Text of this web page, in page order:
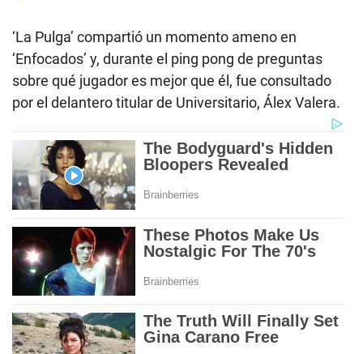
‘La Pulga’ compartió un momento ameno en
‘Enfocados’ y, durante el ping pong de preguntas
sobre qué jugador es mejor que él, fue consultado
por el delantero titular de Universitario, Álex Valera.